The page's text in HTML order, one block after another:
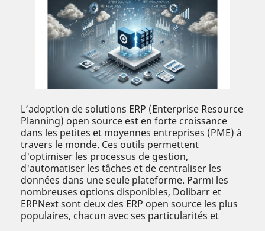
L’adoption de solutions ERP (Enterprise Resource
Planning) open source est en forte croissance
dans les petites et moyennes entreprises (PME) à
travers le monde. Ces outils permettent
d'optimiser les processus de gestion,
d'automatiser les tâches et de centraliser les
données dans une seule plateforme. Parmi les
nombreuses options disponibles, Dolibarr et
ERPNext sont deux des ERP open source les plus
populaires, chacun avec ses particularités et